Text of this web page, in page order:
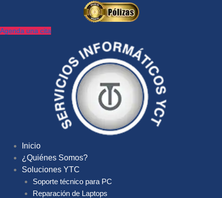
contenido
Agenda una cita
Inicio
¿Quiénes Somos?
Soluciones YTC
Soporte técnico para PC
Reparación de Laptops